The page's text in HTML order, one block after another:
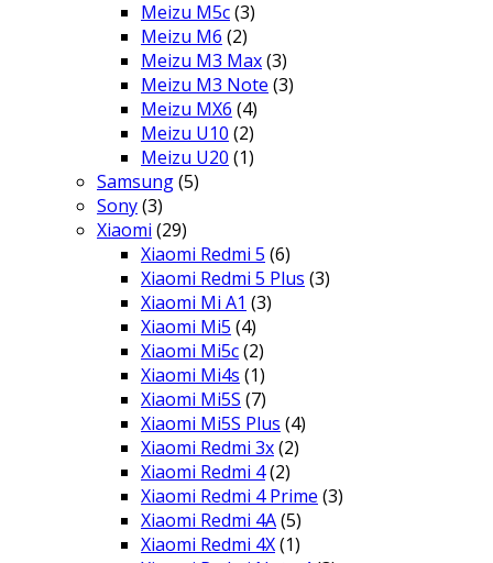
Meizu M5c(3)
Meizu M6 (2)
Meizu M3 Max(3)
Meizu M3 Note (3)
Meizu MX6 (4)
Meizu U10 (2)
Meizu U20 (1)
Samsung(5)
Sony(3)
Xiaomi (29)
Xiaomi Redmi 5 (6)
Xiaomi Redmi 5 Plus (3)
Xiaomi Mi A1 (3)
Xiaomi Mi5 (4)
Xiaomi Mi5c(2)
Xiaomi Mi4s (1)
Xiaomi Mi5S (7)
Xiaomi Mi5S Plus (4)
Xiaomi Redmi 3x(2)
Xiaomi Redmi 4(2)
Xiaomi Redmi 4 Prime (3)
Xiaomi Redmi 4A(5)
Xiaomi Redmi 4X(1)